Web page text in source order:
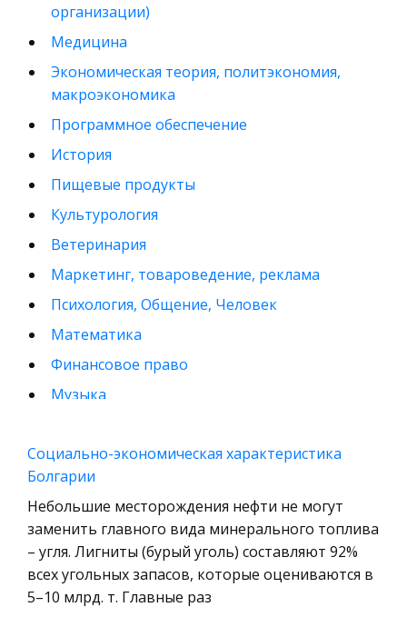
организации)
Медицина
Экономическая теория, политэкономия,
макроэкономика
Программное обеспечение
История
Пищевые продукты
Культурология
Ветеринария
Маркетинг, товароведение, реклама
Психология, Общение, Человек
Математика
Финансовое право
Музыка
кредитные отношения
Конституционное (государственное) право
зарубежных стран
Муниципальное право России
Радиоэлектроника
Право
Социально-экономическая характеристика
Болгарии
Небольшие месторождения нефти не могут
заменить главного вида минерального топлива
– угля. Лигниты (бурый уголь) составляют 92%
всех угольных запасов, которые оцениваются в
5–10 млрд. т. Главные раз